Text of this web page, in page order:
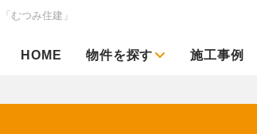
「むつみ住建」
HOME 物件を探す 施工事例